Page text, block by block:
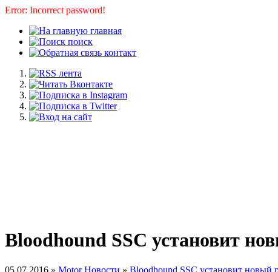
Error: Incorrect password!
главная
поиск
контакт
Bloodhound SSC установит
05.07.2016 » Motor Новости » Bloodhound SSC установит новый